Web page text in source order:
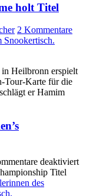
holt Titel
2 Kommentare
Heilbronn erspielt
Tour-Karte für die
schlägt er Hamim
deaktiviert
Titel